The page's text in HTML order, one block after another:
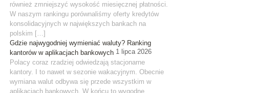
również zmniejszyć wysokość miesięcznej płatności.
W naszym rankingu porównaliśmy oferty kredytów
konsolidacyjnych w największych bankach na
polskim […]
Gdzie najwygodniej wymieniać waluty? Ranking
kantorów w aplikacjach bankowych 1 lipca 2026
Polacy coraz rzadziej odwiedzają stacjonarne
kantory. I to nawet w sezonie wakacyjnym. Obecnie
wymiana walut odbywa się przede wszystkim w
aplikacjach bankowych. W końcu to wygodne